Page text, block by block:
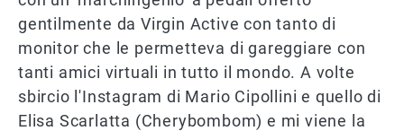
gentilmente da Virgin Active con tanto di
monitor che le permetteva di gareggiare con
tanti amici virtuali in tutto il mondo. A volte
sbircio l'Instagram di Mario Cipollini e quello di
Elisa Scarlatta (Cherybombom) e mi viene la